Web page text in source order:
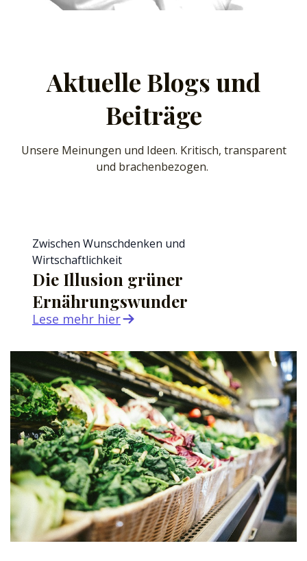
Aktuelle Blogs und
Beiträge
Unsere Meinungen und Ideen. Kritisch, transparent
und brachenbezogen.
Zwischen Wunschdenken und
Wirtschaftlichkeit
Die Illusion grüner
Ernährungswunder
Lese mehr hier